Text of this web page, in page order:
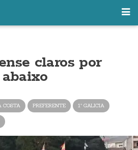
claros por
COSTA PREFERENTE 1ª GALICIA